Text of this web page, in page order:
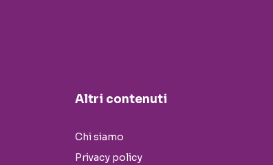
Altri contenuti
Chi siamo
Privacy policy